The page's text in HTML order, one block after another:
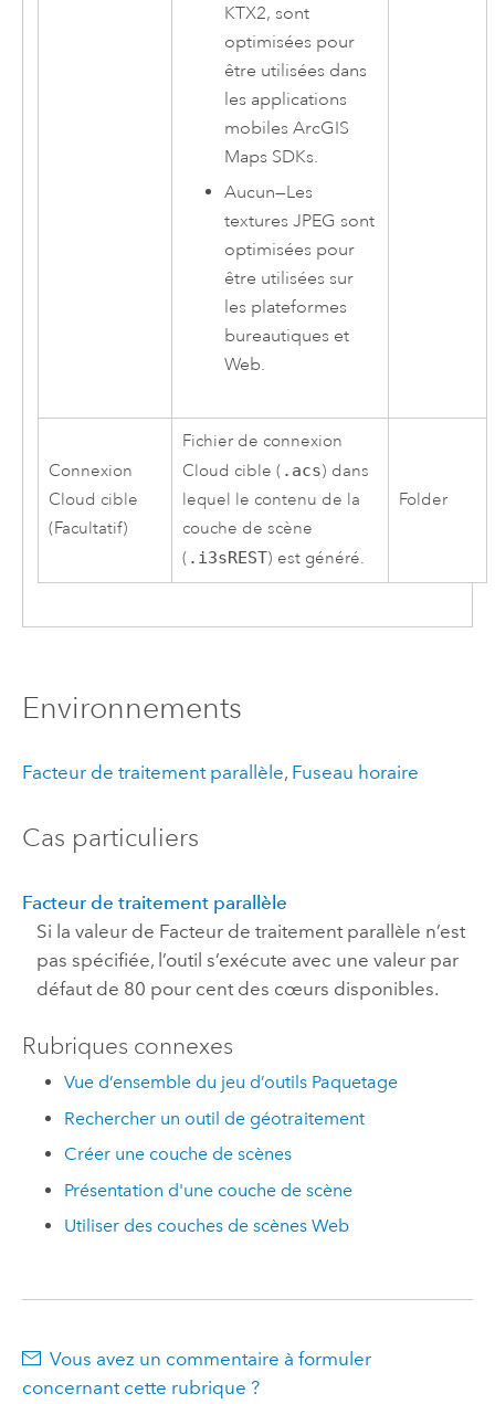
KTX2, sont
optimisées pour
être utilisées dans
les applications
mobilesArcGIS
Maps SDKs.
Aucun—Les
textures JPEG sont
optimisées pour
être utilisées sur
les plateformes
bureautiques et
Web.
Connexion
Cloud cible
(Facultatif)
Fichier de connexion
Cloud cible ( .acs) dans
lequel le contenu de la
couche de scène
( .i3sREST) est généré.
Folder
Environnements
Facteur de traitement parallèle, Fuseau horaire
Cas particuliers
Facteur de traitement parallèle
Si la valeur de Facteur de traitement parallèle n’est
pas spécifiée, l’outil s’exécute avec une valeur par
défaut de 80 pour cent des cœurs disponibles.
Rubriques connexes
Vue d’ensemble du jeu d’outils Paquetage
Rechercher un outil de géotraitement
Créer une couche de scènes
Présentation d'une couche de scène
Utiliser des couches de scènes Web
Vous avez un commentaire à formuler
concernant cette rubrique ?